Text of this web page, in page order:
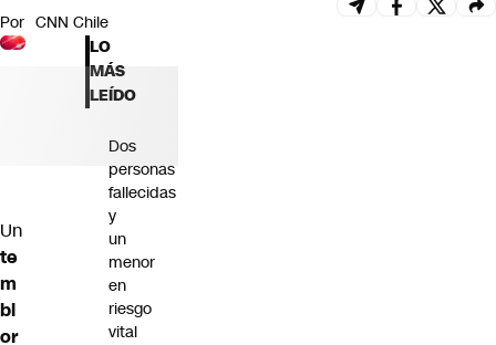
Por CNN Chile
Un
te
m
bl
or
LO
MÁS
LEÍDO
Dos
personas
fallecidas
y
un
menor
en
riesgo
vital